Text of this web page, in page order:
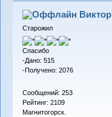
Виктор
Старожил
Спасибо
-Дано: 515
-Получено: 2076
Сообщений: 253
Рейтинг: 2109
Магнитогорск.